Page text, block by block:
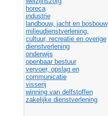
horeca
industrie
landbouw, jacht en bosbouw
milieudienstverlening,
cultuur, recreatie en overige
dienstverlening
onderwijs
openbaar bestuur
vervoer, opslag en
communicatie
visserij
winning van delfstoffen
zakelijke dienstverlening